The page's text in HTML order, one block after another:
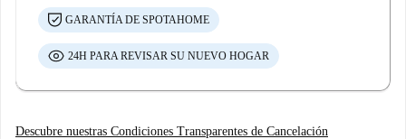
GARANTÍA DE SPOTAHOME
24H PARA REVISAR SU NUEVO HOGAR
Descubre nuestras Condiciones Transparentes de Cancelación